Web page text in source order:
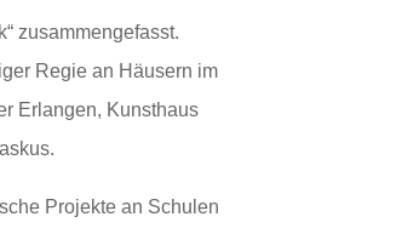
zusammengefasst.
Regie an Häusern im
Erlangen, Kunsthaus
Projekte an Schulen